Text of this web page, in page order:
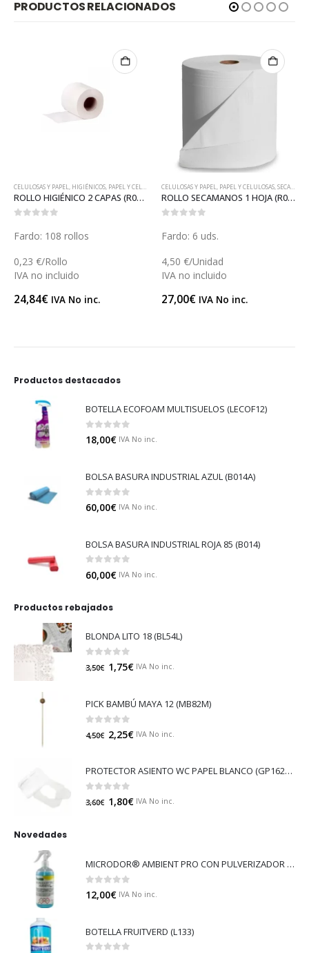
PRODUCTOS RELACIONADOS
CELULOSAS Y PAPEL, HIGIÉNICOS, PAPEL Y CELULOSAS
ROLLO HIGIÉNICO 2 CAPAS (R005)
Fardo: 108 rollos
0,23 €/Rollo
IVA no incluido
24,84€ IVA No inc.
CELULOSAS Y PAPEL, PAPEL Y CELULOSAS,SECAMANOS
ROLLO SECAMANOS 1 HOJA (R019)
Fardo: 6 uds.
4,50 €/Unidad
IVA no incluido
27,00€ IVA No inc.
Productos destacados
BOTELLA ECOFOAM MULTISUELOS (LECOF12)
0 out of 5
18,00€ IVA No inc.
BOLSA BASURA INDUSTRIAL AZUL (B014A)
0 out of 5
60,00€ IVA No inc.
BOLSA BASURA INDUSTRIAL ROJA 85 (B014)
0 out of 5
60,00€ IVA No inc.
Productos rebajados
BLONDA LITO 18 (BL54L)
out of 5
3,50€ 1,75€ IVA No inc.
PICK BAMBÚ MAYA 12 (MB82M)
out of 5
4,50€ 2,25€ IVA No inc.
PROTECTOR ASIENTO WC PAPEL BLANCO (GP16213)
out of 5
3,60€ 1,80€ IVA No inc.
Novedades
MICRODOR® AMBIENT PRO CON PULVERIZADOR (LB08)
0 out of 5
12,00€ IVA No inc.
BOTELLA FRUITVERD (L133)